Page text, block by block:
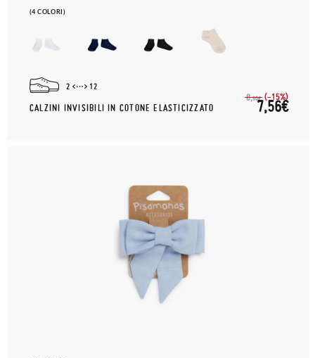
(4 COLORI)
2 12
CALZINI INVISIBILI IN COTONE ELASTICIZZATO
8,90€ (-15%)
7,56€